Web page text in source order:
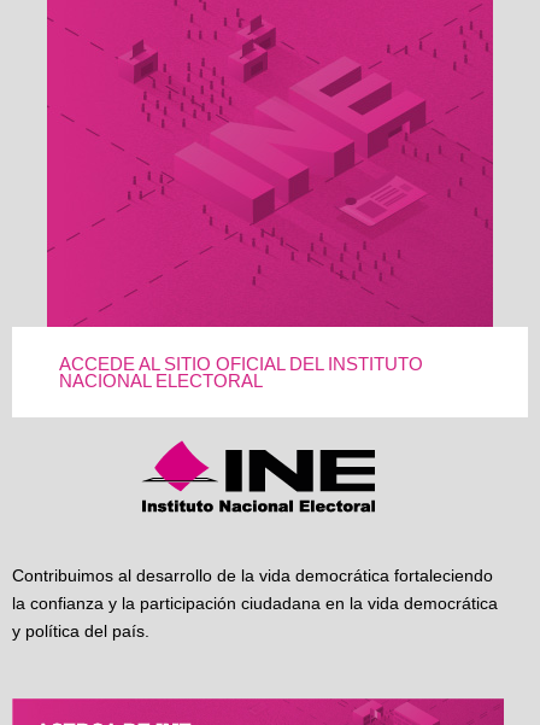
ACCEDE AL SITIO OFICIAL DEL INSTITUTO
NACIONAL ELECTORAL
Contribuimos al desarrollo de la vida democrática fortaleciendo
la confianza y la participación ciudadana en la vida democrática
y política del país.